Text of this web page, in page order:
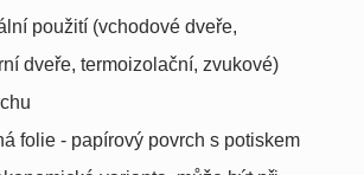
použití (vchodové dveře,
dveře, termoizolační, zvukové)
folie - papírový povrch s potiskem